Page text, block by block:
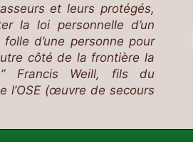
et leurs protégés,
la loi personnelle d’un
d’une personne pour
côté de la frontière la
Francis Weill, fils du
l’OSE (œuvre de secours